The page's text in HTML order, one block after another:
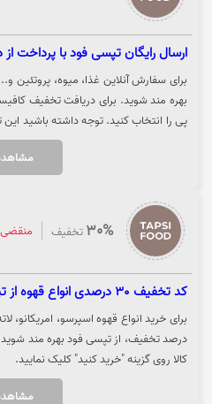
ارسال رایگان تپسی فود با پرداخت
برای سفارش آنلاین غذا، میوه، پروتئین
بهره مند شوید. برای دریافت تخفیف
پی را انتخاب کنید. توجه داشته باشید
فعال است. جهت سفارش از تپسی فود، روی
30% تخفیف منقضی
کد تخفیف 30 درصدی انواع قهوه از تپسی فود
درصد تخفیف، از تپسی فود بهره مند
کالا روی گزینه "خرید کنید" کلیک نمایید.